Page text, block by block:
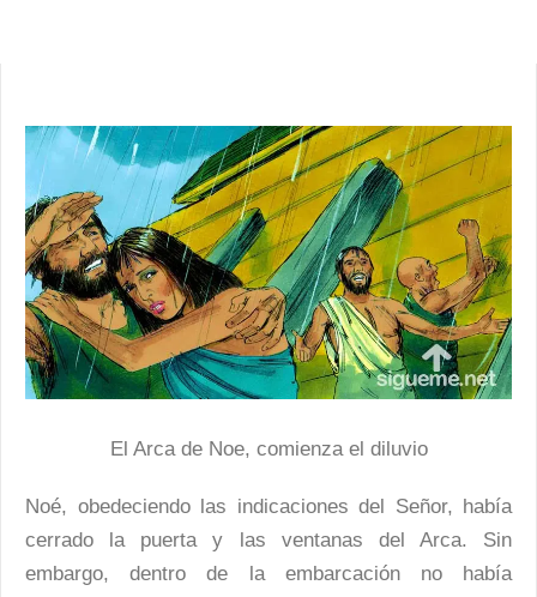
El Arca de Noe, comienza el diluvio
Noé, obedeciendo las indicaciones del Señor, había
cerrado la puerta y las ventanas del Arca. Sin
embargo, dentro de la embarcación no había